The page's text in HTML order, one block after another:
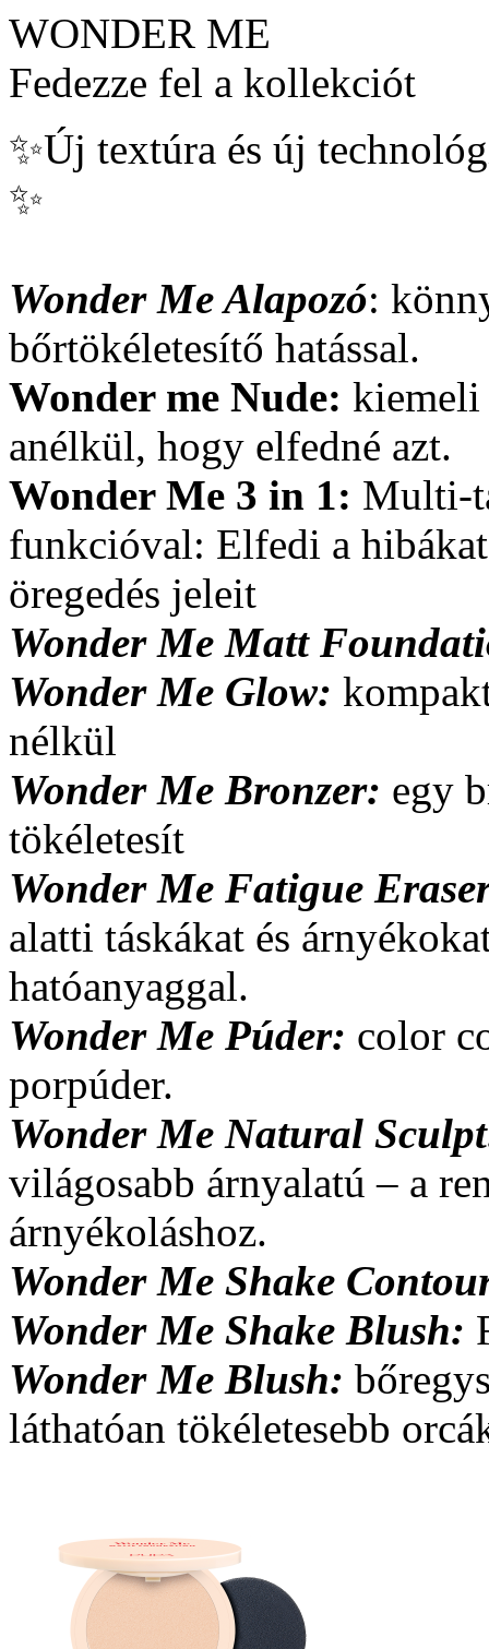
WONDER ME
Fedezze fel a kollekciót
✨Új textúra és új
✨
Wonder Me Alapozó:
bőrtökéletesítő hatással.
Wonder me Nude: kiemeli
anélkül, hogy elfedné azt.
Wonder Me 3 in 1: Multi-
funkcióval: Elfedi a
öregedés jeleit
Wonder Me Matt
Wonder Me Glow:
nélkül
Wonder Me Bronzer: egy
tökéletesít
Wonder Me Fatigue
alatti táskákat és
hatóanyaggal.
Wonder Me Púder: color
porpúder.
Wonder Me Natural
világosabb árnyalatú – a
árnyékoláshoz.
Wonder Me Shake
Wonder Me Shake Blush:
Wonder Me Blush:
láthatóan